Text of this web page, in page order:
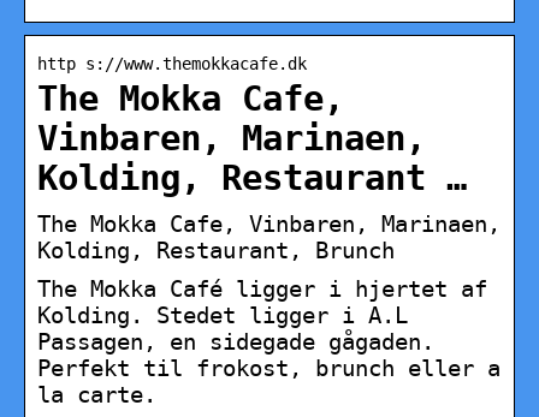
http s://www.themokkacafe.dk
The Mokka Cafe,
Vinbaren, Marinaen,
Kolding, Restaurant …
The Mokka Cafe, Vinbaren, Marinaen,
Kolding, Restaurant, Brunch
The Mokka Café ligger i hjertet af
Kolding. Stedet ligger i A.L
Passagen, en sidegade gågaden.
Perfekt til frokost, brunch eller a
la carte.